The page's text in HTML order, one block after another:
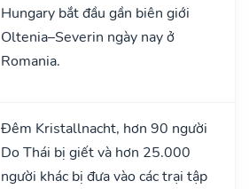
Hungary bắt đầu gần biên giới
Oltenia–Severin ngày nay ở
Romania.
Đêm Kristallnacht, hơn 90 người
Do Thái bị giết và hơn 25.000
người khác bị đưa vào các trại tập